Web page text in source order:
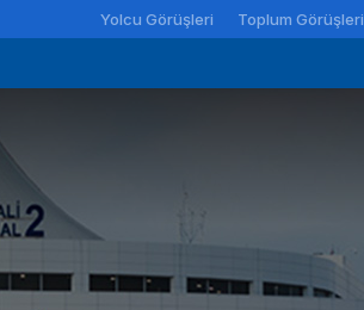
Yolcu Görüşleri Toplum Görüşleri